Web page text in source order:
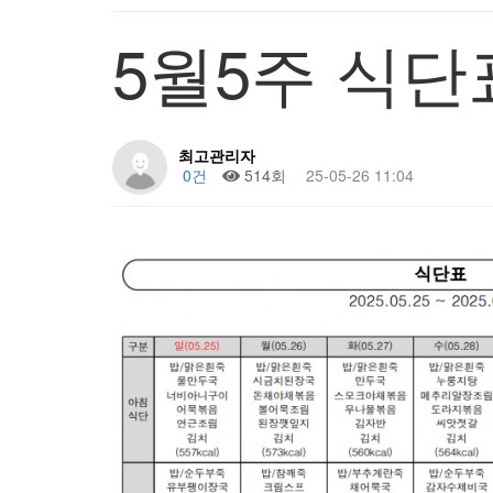
5월5주 식단
최고관리자
0건
514회 25-05-26 11:04